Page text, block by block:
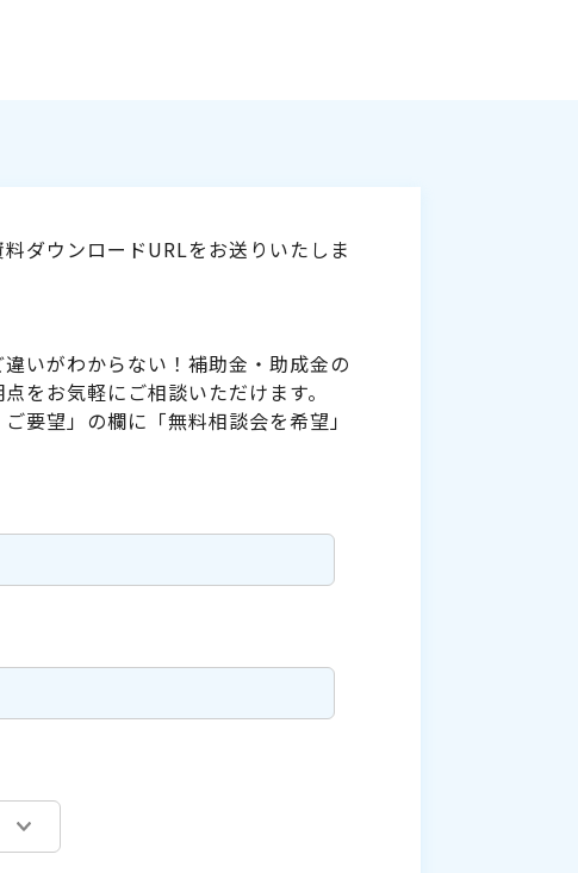
ダウンロードURLをお送りいたしま
いがわからない！補助金・助成金の
をお気軽にご相談いただけます。
要望」の欄に「無料相談会を希望」